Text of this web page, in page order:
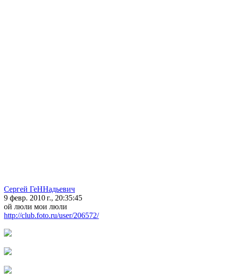
Сергей ГеННадьевич
9 февр. 2010 г., 20:35:45
ой люли мои люли
http://club.foto.ru/user/206572/